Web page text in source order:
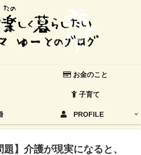
お金のこと
子育て
PROFILE
題】介護が現実になると、